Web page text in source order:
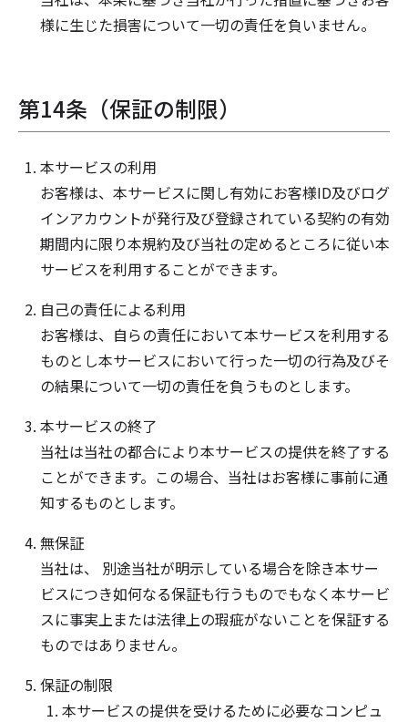
様に生じた損害について一切の責任を負いません。
第14条（保証の制限）
本サービスの利用
お客様は、本サービスに関し有効にお客様ID及びログ
インアカウントが発行及び登録されている契約の有効
期間内に限り本規約及び当社の定めるところに従い本
サービスを利用することができます。
自己の責任による利用
お客様は、自らの責任において本サービスを利用する
ものとし本サービスにおいて行った一切の行為及びそ
の結果について一切の責任を負うものとします。
本サービスの終了
当社は当社の都合により本サービスの提供を終了する
ことができます。この場合、当社はお客様に事前に通
知するものとします。
無保証
当社は、 別途当社が明示している場合を除き本サー
ビスにつき如何なる保証も行うものでもなく本サービ
スに事実上または法律上の瑕疵がないことを保証する
ものではありません。
保証の制限
本サービスの提供を受けるために必要なコンピュ